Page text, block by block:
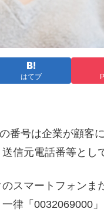
はてブ
番号は企業が顧客
信元電話番等とし
スマートフォン
律「0032069000」